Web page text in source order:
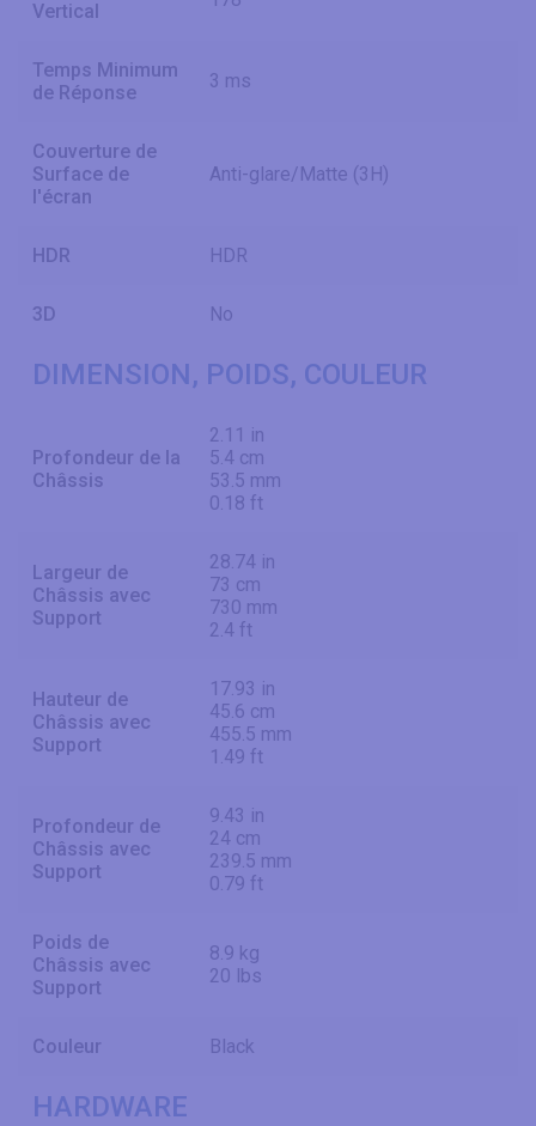
Vertical
Temps Minimum
de Réponse
3 ms
Couverture de
Surface de
l'écran
Anti-glare/Matte (3H)
HDR HDR
3D No
DIMENSION, POIDS, COULEUR
Profondeur de la
Châssis
2.11 in
5.4 cm
53.5 mm
0.18 ft
Largeur de
Châssis avec
Support
28.74 in
73 cm
730 mm
2.4 ft
Hauteur de
Châssis avec
Support
17.93 in
45.6 cm
455.5 mm
1.49 ft
Profondeur de
Châssis avec
Support
9.43 in
24 cm
239.5 mm
0.79 ft
Poids de
Châssis avec
Support
8.9 kg
20 lbs
Couleur Black
HARDWARE